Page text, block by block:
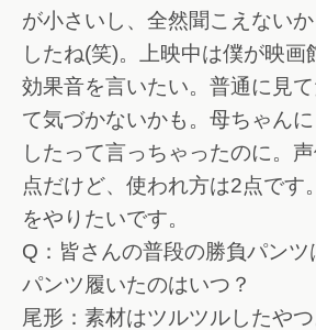
が小さいし、全然聞こえない
したね(笑)。上映中は僕が映画
効果音を言いたい。普通に見
て気づかないかも。母ちゃん
したって言っちゃったのに。
点だけど、使われ方は2点です
をやりたいです。
Q：皆さんの普段の勝負パン
パンツ履いたのはいつ？
尾形：素材はツルツルしたや